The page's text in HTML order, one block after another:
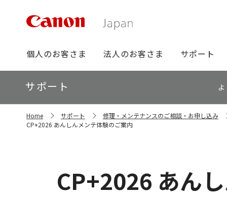
グ
ロ
ー
バ
ビ
個人のお客さま 法人のお客さま サポート
ロ
ー
カ
ル
ナ
サポート
Home サポート
修理・メンテナンスのご相談・お申し込み
CP+2026 あんしんメンテ体験のご案内
CP+2026 あん